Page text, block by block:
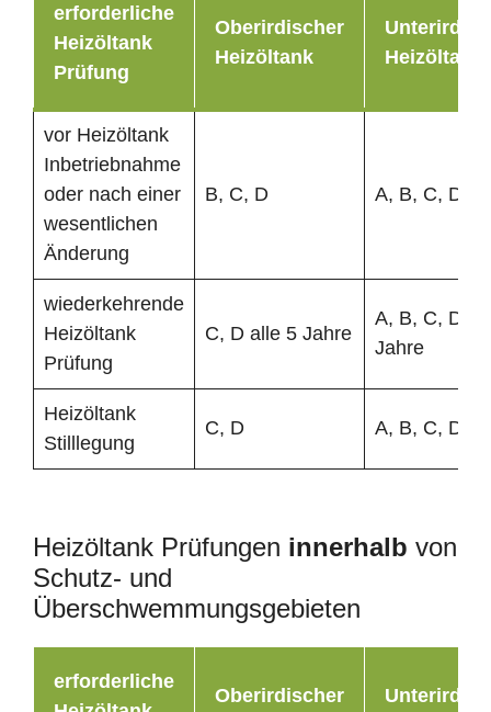
erforderliche
Heizöltank
Prüfung
Oberirdischer
Heizöltank
Heizöltank
vor Heizöltank
Inbetriebnahme
oder nach einer
wesentlichen
Änderung
B, C, D A, B, C, D
wiederkehrende
Heizöltank
Prüfung
C, D alle 5 Jahre
A, B, C, D
Jahre
Heizöltank
Stilllegung
C, D A, B, C, D
Heizöltank Prüfungen innerhalb von
Schutz- und
Überschwemmungsgebieten
erforderliche
Oberirdischer